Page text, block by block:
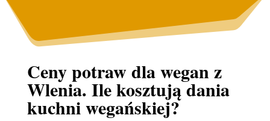
Ceny potraw dla wegan z
Wlenia. Ile kosztują dania
kuchni wegańskiej?